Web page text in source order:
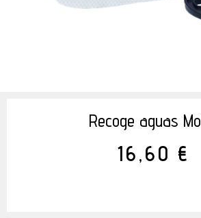
Recoge aguas
16,60 €